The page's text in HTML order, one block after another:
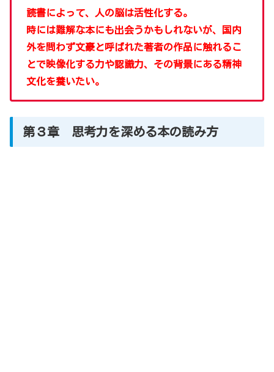
読書によって、人の脳は活性化する。
時には難解な本にも出会うかもしれないが、国内
外を問わず文豪と呼ばれた著者の作品に触れるこ
とで映像化する力や認識力、その背景にある精神
文化を養いたい。
第３章 思考力を深める本の読み方